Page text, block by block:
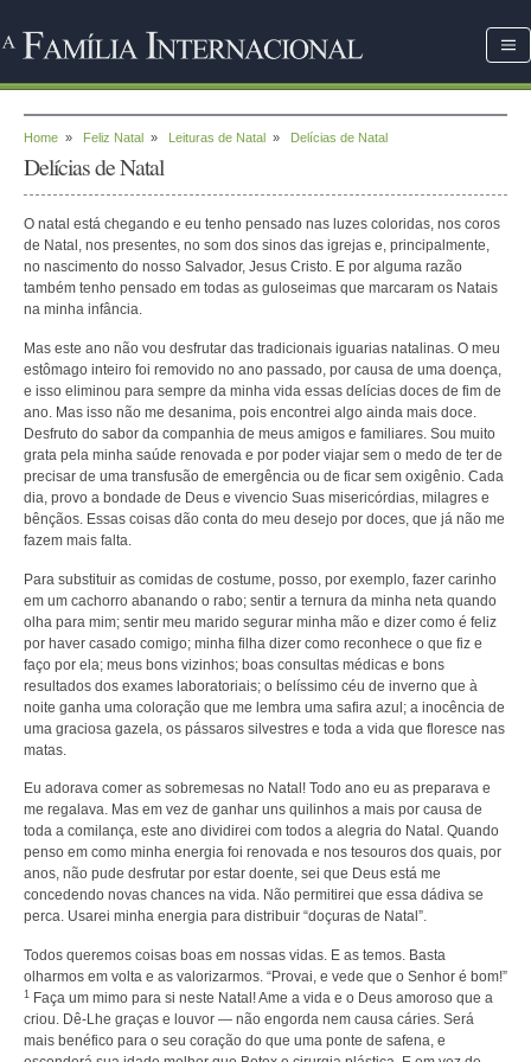
Home » Feliz Natal » Leituras de Natal » Delícias de Natal
Delícias de Natal
O natal está chegando e eu tenho pensado nas luzes coloridas, nos coros
de Natal, nos presentes, no som dos sinos das igrejas e, principalmente,
no nascimento do nosso Salvador, Jesus Cristo. E por alguma razão
também tenho pensado em todas as guloseimas que marcaram os Natais
na minha infância.
Mas este ano não vou desfrutar das tradicionais iguarias natalinas. O meu
estômago inteiro foi removido no ano passado, por causa de uma doença,
e isso eliminou para sempre da minha vida essas delícias doces de fim de
ano. Mas isso não me desanima, pois encontrei algo ainda mais doce.
Desfruto do sabor da companhia de meus amigos e familiares. Sou muito
grata pela minha saúde renovada e por poder viajar sem o medo de ter de
precisar de uma transfusão de emergência ou de ficar sem oxigênio. Cada
dia, provo a bondade de Deus e vivencio Suas misericórdias, milagres e
bênçãos. Essas coisas dão conta do meu desejo por doces, que já não me
fazem mais falta.
Para substituir as comidas de costume, posso, por exemplo, fazer carinho
em um cachorro abanando o rabo; sentir a ternura da minha neta quando
olha para mim; sentir meu marido segurar minha mão e dizer como é feliz
por haver casado comigo; minha filha dizer como reconhece o que fiz e
faço por ela; meus bons vizinhos; boas consultas médicas e bons
resultados dos exames laboratoriais; o belíssimo céu de inverno que à
noite ganha uma coloração que me lembra uma safira azul; a inocência de
uma graciosa gazela, os pássaros silvestres e toda a vida que floresce nas
matas.
Eu adorava comer as sobremesas no Natal! Todo ano eu as preparava e
me regalava. Mas em vez de ganhar uns quilinhos a mais por causa de
toda a comilança, este ano dividirei com todos a alegria do Natal. Quando
penso em como minha energia foi renovada e nos tesouros dos quais, por
anos, não pude desfrutar por estar doente, sei que Deus está me
concedendo novas chances na vida. Não permitirei que essa dádiva se
perca. Usarei minha energia para distribuir “doçuras de Natal”.
Todos queremos coisas boas em nossas vidas. E as temos. Basta
olharmos em volta e as valorizarmos. “Provai, e vede que o Senhor é bom!”
1
Faça um mimo para si neste Natal! Ame a vida e o Deus amoroso que a
criou. Dê-Lhe graças e louvor — não engorda nem causa cáries. Será
mais benéfico para o seu coração do que uma ponte de safena, e